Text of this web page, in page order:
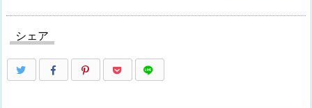
シェア